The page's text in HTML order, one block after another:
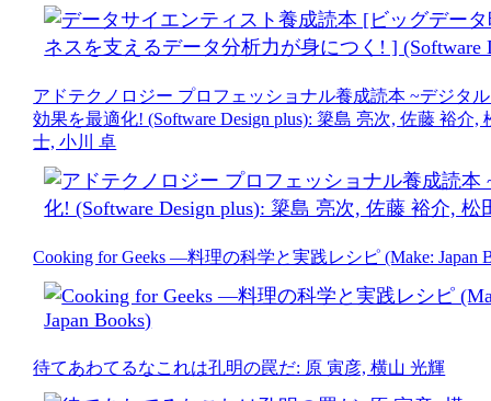
アドテクノロジー プロフェッショナル養成読本 ~デジタ
効果を最適化! (Software Design plus): 簗島 亮次, 佐藤 裕介
士, 小川 卓
Cooking for Geeks ―料理の科学と実践レシピ (Make: Japan
待てあわてるなこれは孔明の罠だ: 原 寅彦, 横山 光輝